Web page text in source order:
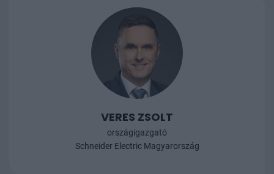
VERES ZSOLT
országigazgató
Schneider Electric Magyarország